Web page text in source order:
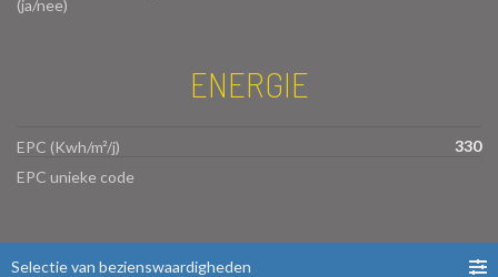
(ja/nee)
ENERGIE
EPC (Kwh/m²/j)
330
EPC unieke code
Selectie van bezienswaardigheden